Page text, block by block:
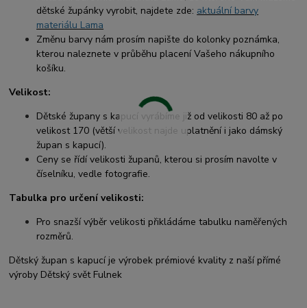
dětské župánky vyrobit, najdete zde: aktuální barvy
materiálu Lama
Změnu barvy nám prosím napište do kolonky poznámka,
kterou naleznete v průběhu placení Vašeho nákupního
košíku.
Velikost:
Dětské župany s kapucí vyrábíme již od velikosti 80 až po
velikost 170 (větší velikost najde uplatnění i jako dámský
župan s kapucí).
Ceny se řídí velikosti županů, kterou si prosím navolte v
číselníku, vedle fotografie.
Tabulka pro určení velikosti:
Pro snazší výběr velikosti přikládáme tabulku naměřených
rozměrů.
Dětský župan s kapucí je výrobek prémiové kvality z naší přímé
výroby Dětský svět Fulnek